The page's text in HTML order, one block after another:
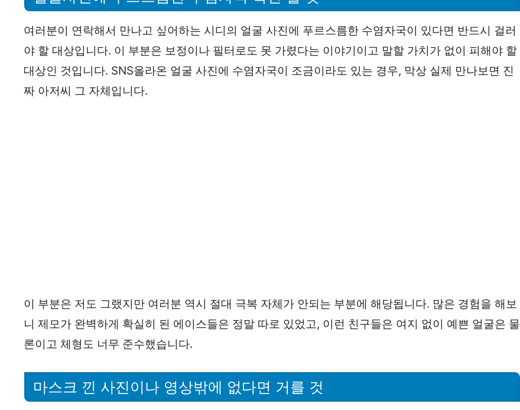
여러분이 연락해서 만나고 싶어하는 시디의 얼굴 사진에 푸르스름한 수염자국이 있다면 반드시 걸러
야 할 대상입니다. 이 부분은 보정이나 필터로도 못 가렸다는 이야기이고 말할 가치가 없이 피해야 할
대상인 것입니다. SNS올라온 얼굴 사진에 수염자국이 조금이라도 있는 경우, 막상 실제 만나보면 진
짜 아저씨 그 자체입니다.
이 부분은 저도 그랬지만 여러분 역시 절대 극복 자체가 안되는 부분에 해당됩니다. 많은 경험을 해보
니 제모가 완벽하게 확실히 된 에이스들은 정말 따로 있었고, 이런 친구들은 여지 없이 예쁜 얼굴은 물
론이고 체형도 너무 준수했습니다.
마스크 낀 사진이나 영상밖에 없다면 거를 것